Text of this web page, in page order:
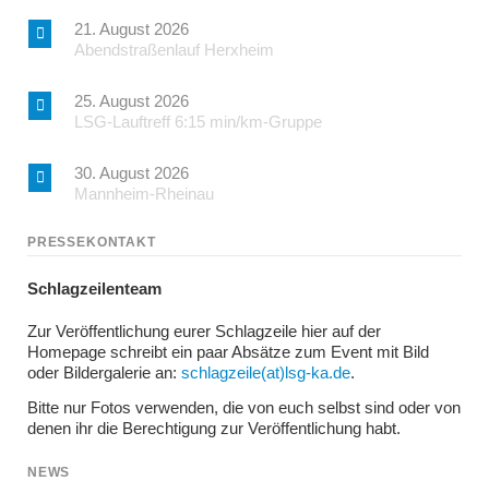
21. August 2026
Abendstraßenlauf Herxheim
25. August 2026
LSG-Lauftreff 6:15 min/km-Gruppe
30. August 2026
Mannheim-Rheinau
PRESSEKONTAKT
Schlagzeilenteam
Zur Veröffentlichung eurer Schlagzeile hier auf der
Homepage schreibt ein paar Absätze zum Event mit Bild
oder Bildergalerie an: schlagzeile(at)lsg-ka.de.
Bitte nur Fotos verwenden, die von euch selbst sind oder von
denen ihr die Berechtigung zur Veröffentlichung habt.
NEWS